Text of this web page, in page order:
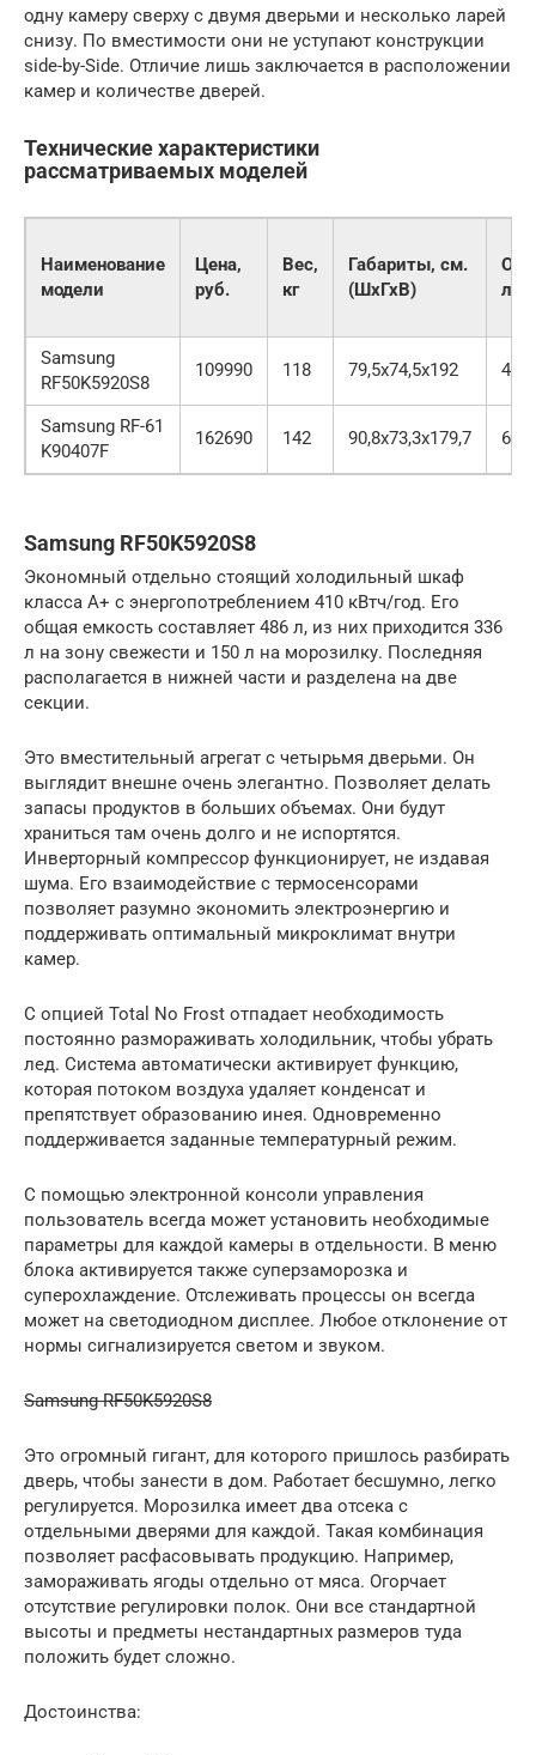
одну камеру сверху с двумя дверьми и несколько ларей
снизу. По вместимости они не уступают конструкции
side-by-Side. Отличие лишь заключается в расположении
камер и количестве дверей.
Технические характеристики
рассматриваемых моделей
Наименование
модели
Цена,
руб.
Вес,
кг
Габариты, см.
(ШхГхВ)
л
Samsung
RF50K5920S8
109990 118 79,5х74,5х192 486
Samsung RF-61
K90407F
162690 142 90,8х73,3х179,7 611
Samsung RF50K5920S8
Экономный отдельно стоящий холодильный шкаф
класса А+ с энергопотреблением 410 кВтч/год. Его
общая емкость составляет 486 л, из них приходится 336
л на зону свежести и 150 л на морозилку. Последняя
располагается в нижней части и разделена на две
секции.
Это вместительный агрегат с четырьмя дверьми. Он
выглядит внешне очень элегантно. Позволяет делать
запасы продуктов в больших объемах. Они будут
храниться там очень долго и не испортятся.
Инверторный компрессор функционирует, не издавая
шума. Его взаимодействие с термосенсорами
позволяет разумно экономить электроэнергию и
поддерживать оптимальный микроклимат внутри
камер.
С опцией Total No Frost отпадает необходимость
постоянно размораживать холодильник, чтобы убрать
лед. Система автоматически активирует функцию,
которая потоком воздуха удаляет конденсат и
препятствует образованию инея. Одновременно
поддерживается заданные температурный режим.
С помощью электронной консоли управления
пользователь всегда может установить необходимые
параметры для каждой камеры в отдельности. В меню
блока активируется также суперзаморозка и
суперохлаждение. Отслеживать процессы он всегда
может на светодиодном дисплее. Любое отклонение от
нормы сигнализируется светом и звуком.
Samsung RF50K5920S8
Это огромный гигант, для которого пришлось разбирать
дверь, чтобы занести в дом. Работает бесшумно, легко
регулируется. Морозилка имеет два отсека с
отдельными дверями для каждой. Такая комбинация
позволяет расфасовывать продукцию. Например,
замораживать ягоды отдельно от мяса. Огорчает
отсутствие регулировки полок. Они все стандартной
высоты и предметы нестандартных размеров туда
положить будет сложно.
Достоинства: